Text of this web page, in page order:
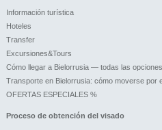
Información turística
Hoteles
Transfer
Excursiones&Tours
Cómo llegar a Bielorrusia — todas las
Transporte en Bielorrusia: cómo moverse por
OFERTAS ESPECIALES %
Proceso de obtención del visado